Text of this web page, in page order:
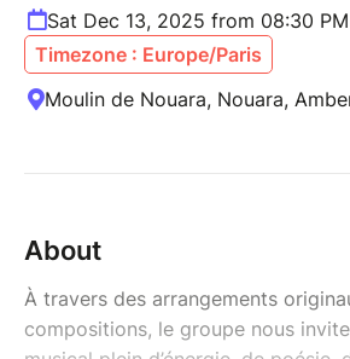
Sat Dec 13, 2025 from 08:30
Timezone : Europe/Paris
Moulin de Nouara, Nouara,
About
À travers des arrangements
compositions, le groupe nous